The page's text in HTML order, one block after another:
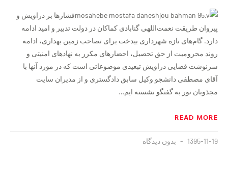
فشارها بر دراویش و
پیروان طریقت نعمت‌اللهی گنابادی کماکان در دولت تدبیر و امید ادامه
دارد. گام‌های تازه شهرداری بیدخت برای تصاحب زمین بهداری، ادامه
روند محرومیت از حق تحصیل، احضارهای مکرر به نهادهای امنیتی و
سرنوشت قضایی دراویش تبعیدی موضوعاتی است که در مورد آنها با
آقای مصطفی دانشجو وکیل سابق دادگستری و از مدیران سایت
مجذوبان نور به گفتگو نشسته ایم…
READ MORE
1395-11-19 بدون دیدگاه